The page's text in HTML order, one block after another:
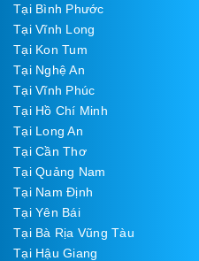
Tại Bình Phước
Tại Vĩnh Long
Tại Kon Tum
Tại Nghệ An
Tại Vĩnh Phúc
Tại Hồ Chí Minh
Tại Long An
Tại Cần Thơ
Tại Quảng Nam
Tại Nam Định
Tại Yên Bái
Tại Bà Rịa Vũng Tàu
Tại Hậu Giang